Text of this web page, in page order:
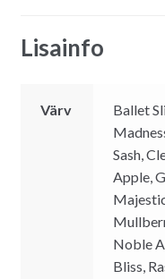
Lisainfo
Värv
Ballet
Sash,
Apple,
Noble
Bliss,